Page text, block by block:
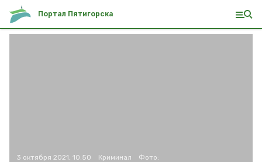
Портал Пятигорска
3 октября 2021, 10:50 Криминал Фото: